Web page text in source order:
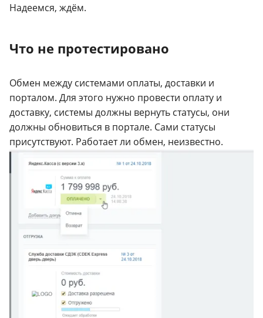
Надеемся, ждём.
Что не протестировано
Обмен между системами оплаты, доставки и
порталом. Для этого нужно провести оплату и
доставку, системы должны вернуть статусы, они
должны обновиться в портале. Сами статусы
присутствуют. Работает ли обмен, неизвестно.